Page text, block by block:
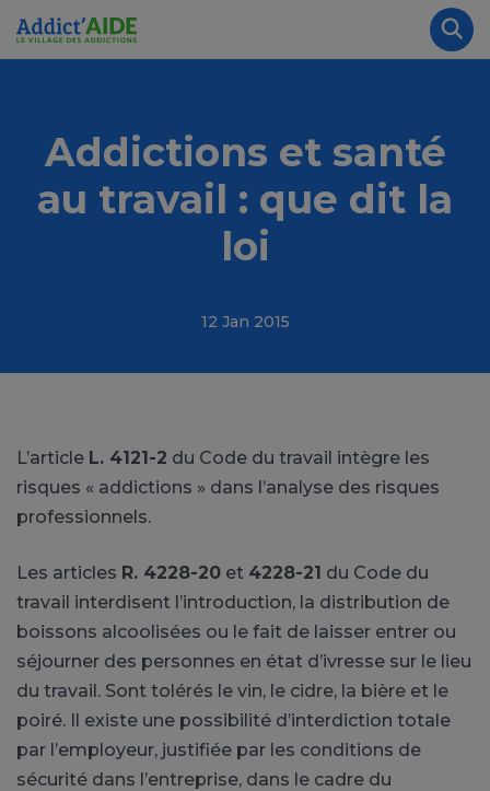
Aller au contenu principal
Addictions et santé
au travail : que dit la
loi
12 Jan 2015
L’article L. 4121-2 du Code du travail intègre les
risques « addictions » dans l’analyse des risques
professionnels.
Les articles R. 4228-20 et 4228-21 du Code du
travail interdisent l’introduction, la distribution de
boissons alcoolisées ou le fait de laisser entrer ou
séjourner des personnes en état d’ivresse sur le lieu
du travail. Sont tolérés le vin, le cidre, la bière et le
poiré. Il existe une possibilité d’interdiction totale
par l’employeur, justifiée par les conditions de
sécurité dans l’entreprise, dans le cadre du
Panneau de gestion des cookies